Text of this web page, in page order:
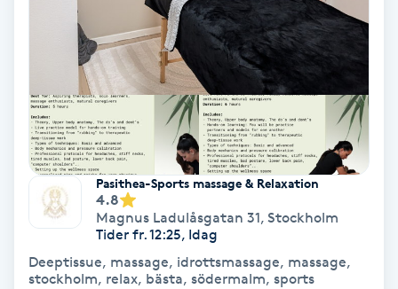
Herrklippning
Hollywood Peel
Hot Stone Massage
Hot yoga
Hudföryngring
Pasithea-Sports massage & Relaxation
4.8
Magnus Ladulåsgatan 31, Stockholm
Tider fr. 12:25, Idag
Deeptissue, massage, idrottsmassage, massage,
stockholm, relax, bästa, södermalm, sports